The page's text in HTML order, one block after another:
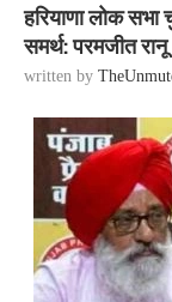
हरियाणा लोक सभा
समर्थ: परमजीत रानू
written by